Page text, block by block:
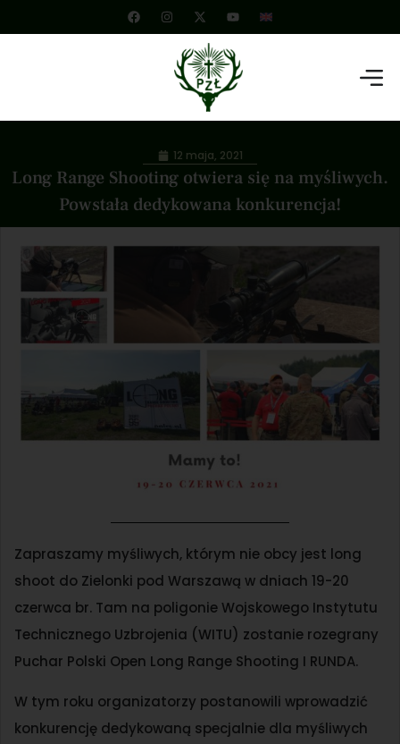
Long Range Shooting otwiera się na myśliwych.
Powstała dedykowana konkurencja!
12 maja, 2021
Zapraszamy myśliwych, którym nie obcy jest long
shoot do Zielonki pod Warszawą w dniach 19-20
czerwca br. Tam na poligonie Wojskowego Instytutu
Technicznego Uzbrojenia (WITU) zostanie rozegrany
Puchar Polski Open Long Range Shooting I RUNDA.
W tym roku organizatorzy postanowili wprowadzić
konkurencję dedykowaną specjalnie dla myśliwych